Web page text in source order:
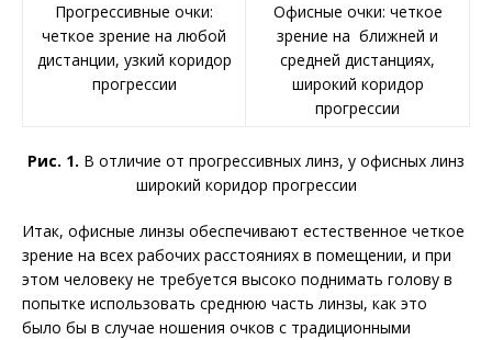
Прогрессивные очки:
четкое зрение на любой
дистанции, узкий коридор
прогрессии
Офисные очки: четкое
зрение на ближней и
средней дистанциях,
широкий коридор
прогрессии
Рис. 1. В отличие от прогрессивных линз, у офисных линз
широкий коридор прог­рессии
Итак, офисные линзы обеспечивают естественное четкое
зрение на всех рабочих расстояниях в помещении, и при
этом человеку не требуется высоко поднимать голову в
попытке использовать среднюю часть линзы, как это
было бы в случае ношения очков с традиционными